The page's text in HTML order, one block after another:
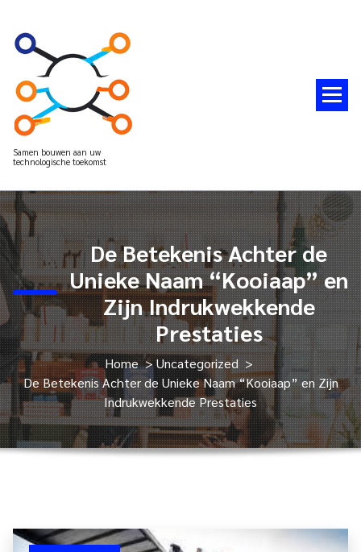
Samen bouwen aan uw
technologische toekomst
De Betekenis Achter de
Unieke Naam “Kooiaap” en
Zijn Indrukwekkende
Prestaties
Home>Uncategorized>
De Betekenis Achter de Unieke Naam “Kooiaap” en Zijn
Indrukwekkende Prestaties